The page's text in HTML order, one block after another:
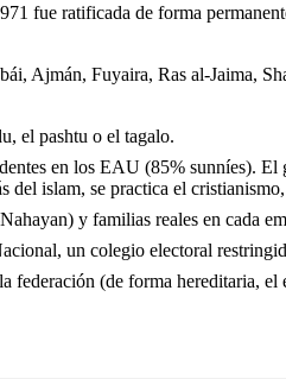
fue ratificada de forma
Ajmán, Fuyaira, Ras al-Jaima,
el pashtu o el tagalo.
en los EAU (85% sunníes).
del islam, se practica el
y familias reales en cada
un colegio electoral
federación (de forma hereditaria,